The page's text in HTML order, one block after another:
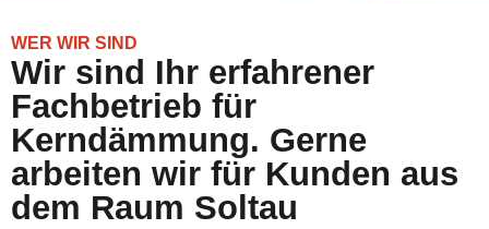
WER WIR SIND
Wir sind Ihr erfahrener
Fachbetrieb für
Kerndämmung. Gerne
arbeiten wir für Kunden aus
dem Raum Soltau